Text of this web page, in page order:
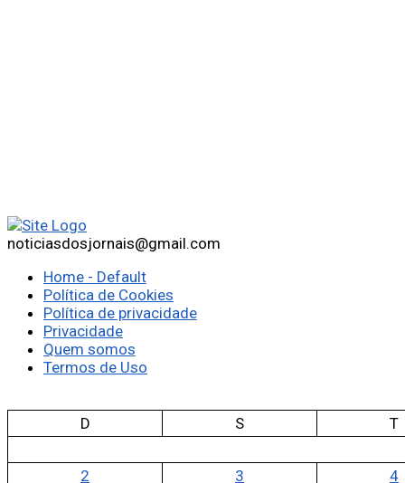
noticiasdosjornais@gmail.com
Home - Default
Política de Cookies
Política de privacidade
Privacidade
Quem somos
Termos de Uso
D S T
2 3
4